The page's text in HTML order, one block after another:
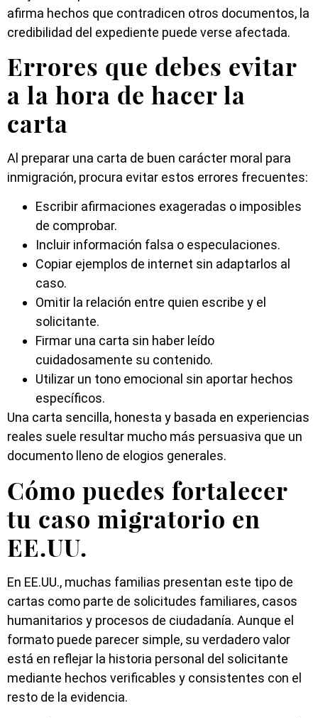
afirma hechos que contradicen otros documentos, la
credibilidad del expediente puede verse afectada.
Errores que debes evitar
a la hora de hacer la
carta
Al preparar una carta de buen carácter moral para
inmigración, procura evitar estos errores frecuentes:
Escribir afirmaciones exageradas o imposibles
de comprobar.
Incluir información falsa o especulaciones.
Copiar ejemplos de internet sin adaptarlos al
caso.
Omitir la relación entre quien escribe y el
solicitante.
Firmar una carta sin haber leído
cuidadosamente su contenido.
Utilizar un tono emocional sin aportar hechos
específicos.
Una carta sencilla, honesta y basada en experiencias
reales suele resultar mucho más persuasiva que un
documento lleno de elogios generales.
Cómo puedes fortalecer
tu caso migratorio en
EE.UU.
En EE.UU., muchas familias presentan este tipo de
cartas como parte de solicitudes familiares, casos
humanitarios y procesos de ciudadanía. Aunque el
formato puede parecer simple, su verdadero valor
está en reflejar la historia personal del solicitante
mediante hechos verificables y consistentes con el
resto de la evidencia.